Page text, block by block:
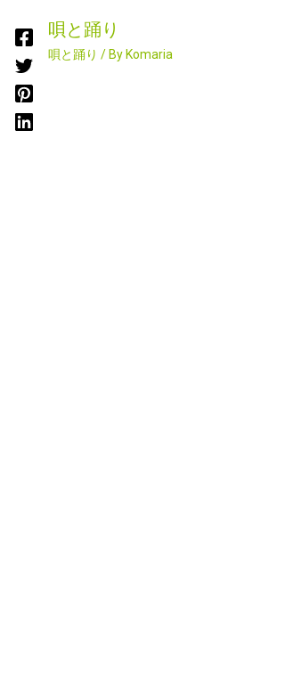
唄と踊り
唄と踊り / By Komaria